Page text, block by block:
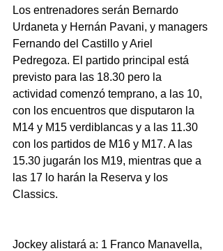
Los entrenadores serán Bernardo
Urdaneta y Hernán Pavani, y managers
Fernando del Castillo y Ariel
Pedregoza. El partido principal está
previsto para las 18.30 pero la
actividad comenzó temprano, a las 10,
con los encuentros que disputaron la
M14 y M15 verdiblancas y a las 11.30
con los partidos de M16 y M17. A las
15.30 jugarán los M19, mientras que a
las 17 lo harán la Reserva y los
Classics.
Jockey alistará a: 1 Franco Manavella,